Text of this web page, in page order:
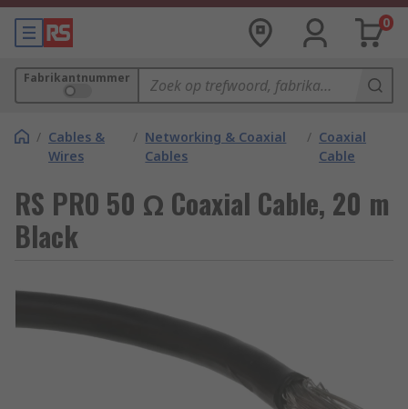
0
Fabrikantnummer
/ Cables &
Wires
/ Networking & Coaxial
Cables
/ Coaxial
Cable
RS PRO 50 Ω Coaxial Cable, 20 m
Black